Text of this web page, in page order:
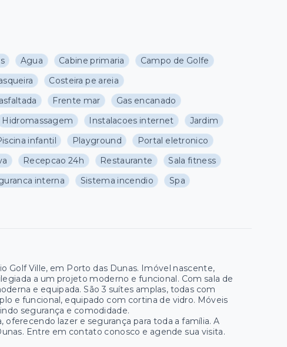
Agua Cabine primaria
Campo de Golfe
Costeira pe areia
Frente mar
Gas encanado
Hidromassagem Instalacoes internet
Jardim
infantil Playground
Portal eletronico
Recepcao 24h Restaurante
Sala fitness
interna Sistema incendio
Spa
Golf Ville, em Porto das Dunas. Imóvel nascente,
a um projeto moderno e funcional. Com sala de
e equipada. São 3 suítes amplas, todas com
e funcional, equipado com cortina de vidro. Móveis
segurança e comodidade.
lazer e segurança para toda a família. A
Entre em contato conosco e agende sua visita.